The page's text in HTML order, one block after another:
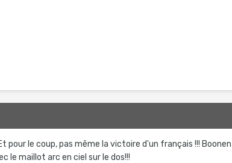
pour le coup, pas même la victoire d'un français !!! Boonen
le maillot arc en ciel sur le dos!!!